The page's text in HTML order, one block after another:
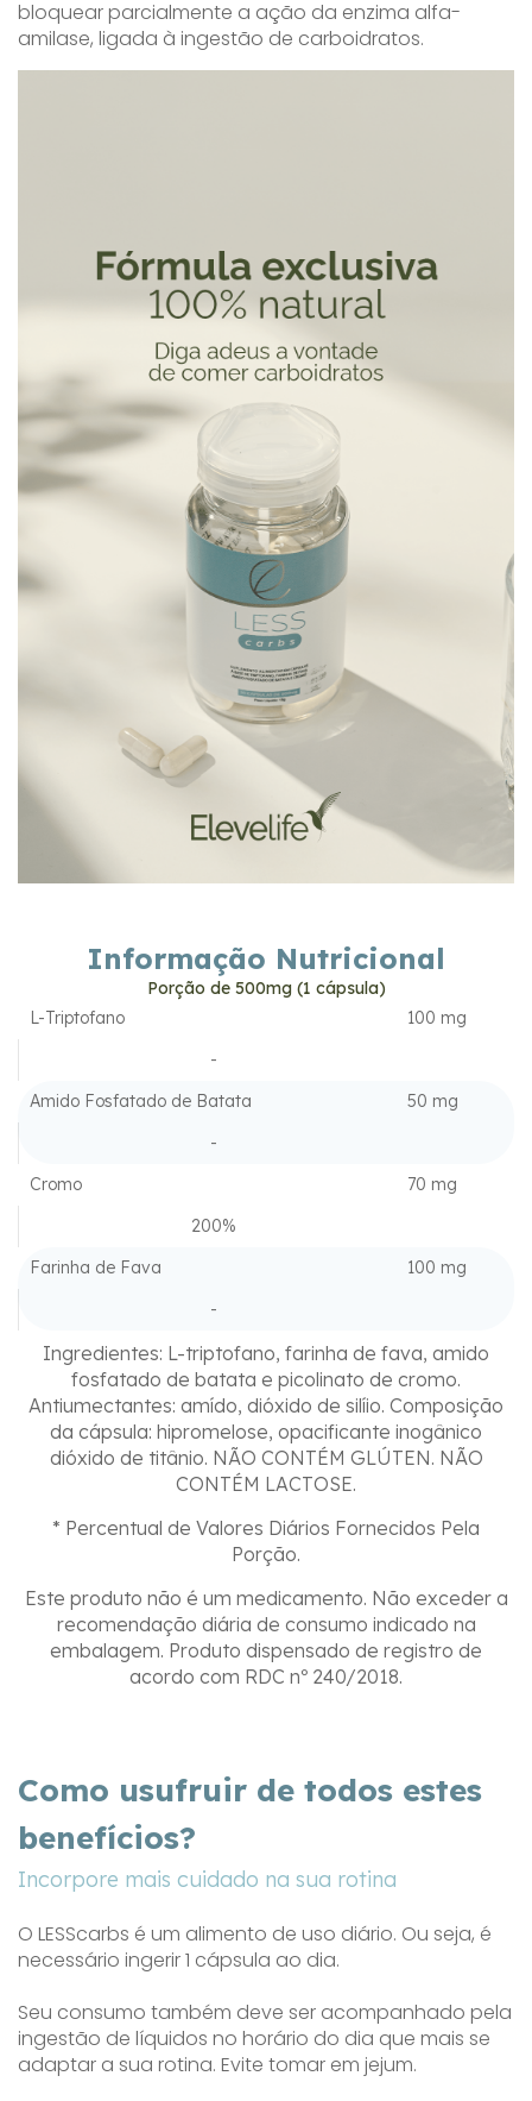
bloquear parcialmente a ação da enzima alfa-
amilase, ligada à ingestão de carboidratos.
Informação Nutricional
Porção de 500mg (1 cápsula)
L-Triptofano
100 mg
-
Amido Fosfatado de Batata
50 mg
-
Cromo
70 mg
200%
Farinha de Fava
100 mg
-
Ingredientes: L-triptofano, farinha de fava, amido
fosfatado de batata e picolinato de cromo.
Antiumectantes: amído, dióxido de silíio. Composição
da cápsula: hipromelose, opacificante inogânico
dióxido de titânio. NÃO CONTÉM GLÚTEN. NÃO
CONTÉM LACTOSE.
* Percentual de Valores Diários Fornecidos Pela
Porção.
Este produto não é um medicamento. Não exceder a
recomendação diária de consumo indicado na
embalagem. Produto dispensado de registro de
acordo com RDC nº 240/2018.
Como usufruir de todos estes
benefícios?
Incorpore mais cuidado na sua rotina
O LESScarbs é um alimento de uso diário. Ou seja, é
necessário ingerir 1 cápsula ao dia.
Seu consumo também deve ser acompanhado pela
ingestão de líquidos no horário do dia que mais se
adaptar a sua rotina. Evite tomar em jejum.